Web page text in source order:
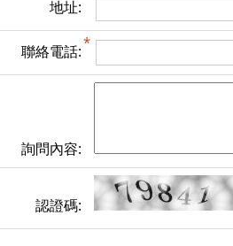
地址:
聯絡電話:
詢問內容:
認證碼: